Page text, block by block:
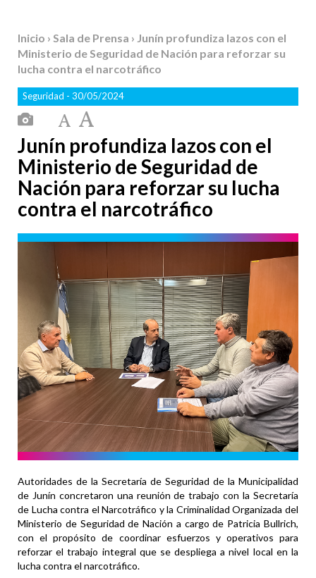
Inicio › Sala de Prensa › Junín profundiza lazos con el
Ministerio de Seguridad de Nación para reforzar su
lucha contra el narcotráfico
Seguridad - 30/05/2024
Junín profundiza lazos con el
Ministerio de Seguridad de
Nación para reforzar su lucha
contra el narcotráfico
Autoridades de la Secretaría de Seguridad de la Municipalidad
de Junín concretaron una reunión de trabajo con la Secretaría
de Lucha contra el Narcotráfico y la Criminalidad Organizada del
Ministerio de Seguridad de Nación a cargo de Patricia Bullrich,
con el propósito de coordinar esfuerzos y operativos para
reforzar el trabajo integral que se despliega a nivel local en la
lucha contra el narcotráfico.